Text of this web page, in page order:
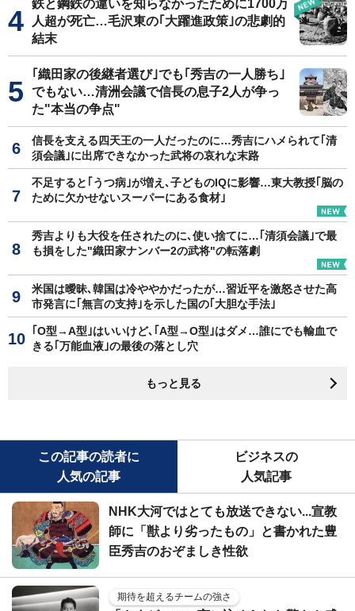
鉄と鋼鉄の違いを知らなかったために1700万
人超が死亡…毛沢東の｢大躍進政策｣の悲劇的
結末
｢織田家の後継者選び｣でも｢秀吉の一人勝ち｣
でもない…清洲会議で信長の息子2人が争っ
た"本当の争点"
信長を支える四天王の一人だったのに…秀吉にハメられて｢清
須会議｣に出席できなかった武将の哀れな末路
不足すると｢うつ病｣が増え､子どものIQに影響…東大教授｢脳の
ために欠かせないスーパーにある食材｣
秀吉よりも大役を任されたのに､使い捨てに…｢清須会議｣で最
も損をした"織田家ナンバー2の武将"の転落劇
米国は曖昧､韓国は冷ややかだったが…習近平を激怒させた高
市発言に｢無言の支持｣を示した国の｢大胆な手法｣
｢O型→A型｣はいいけど､｢A型→O型｣はダメ…誰にでも輸血で
きる｢万能血液｣の最後の落とし穴
もっと見る
この記事の読者に
人気の記事
ビジネスの
人気記事
NHK大河ではとても放送できない...宣教
師に「獣より劣ったもの」と書かれた豊
臣秀吉のおぞましき性欲
期待を超えるチームの強さ